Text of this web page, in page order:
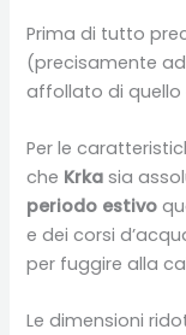
Prima di tutto
(precisamente
affollato di quello
Per le
che Krka sia
periodo estivo
e dei corsi
per fuggire alla
Le dimensioni